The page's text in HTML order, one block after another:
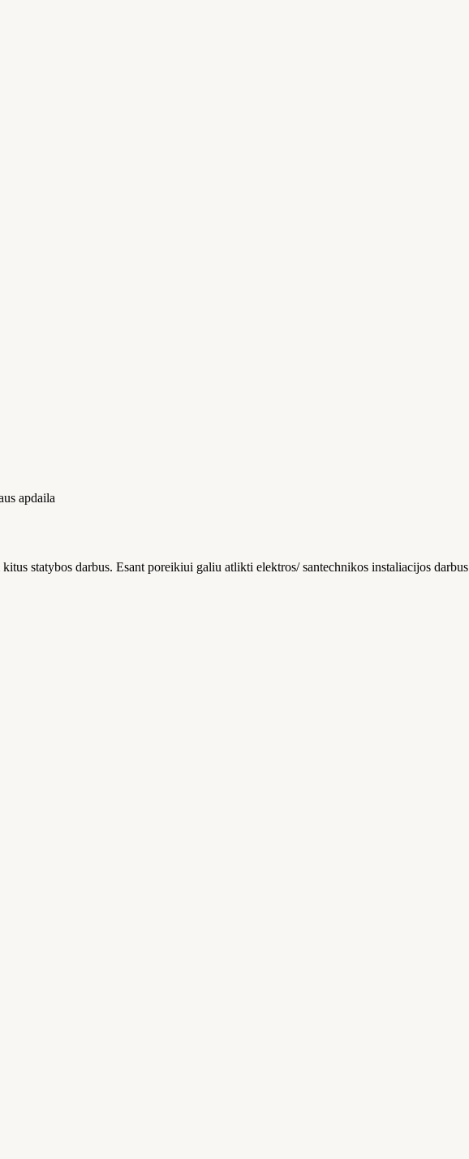
apdaila
statybos darbus. Esant poreikiui galiu atlikti elektros/ santechnikos instaliacijos